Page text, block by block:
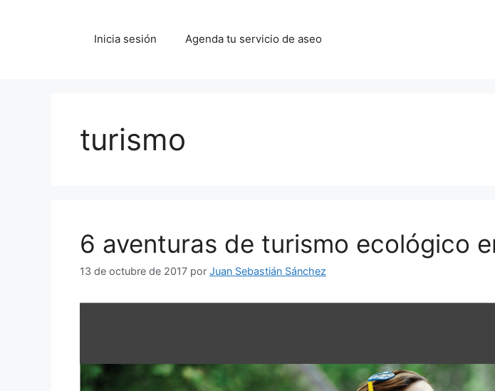
Inicia sesión Agenda tu servicio de aseo
turismo
6 aventuras de turismo ecológico
13 de octubre de 2017 por Juan Sebastián Sánchez